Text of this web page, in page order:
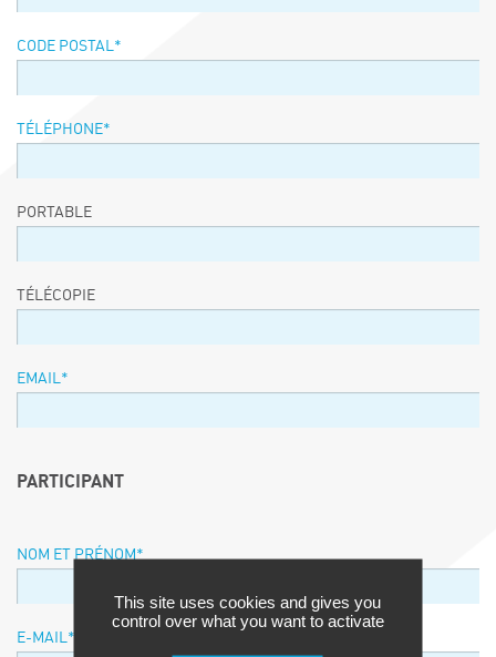
CODE POSTAL*
TÉLÉPHONE*
PORTABLE
TÉLÉCOPIE
EMAIL *
PARTICIPANT
NOM ET PRÉNOM *
E-MAIL *
This site uses cookies and gives you
control over what you want to activate